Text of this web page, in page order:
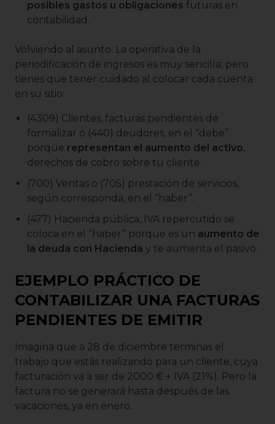
posibles gastos u obligaciones futuras en
contabilidad.
Volviendo al asunto. La operativa de la
periodificación de ingresos es muy sencilla, pero
tienes que tener cuidado al colocar cada cuenta
en su sitio:
(4309) Clientes, facturas pendientes de
formalizar o (440) deudores, en el “debe”
porque representan el aumento del activo,
derechos de cobro sobre tu cliente.
(700) Ventas o (705) prestación de servicios,
según corresponda, en el “haber”.
(477) Hacienda pública, IVA repercutido se
coloca en el “haber” porque es un aumento de
la deuda con Hacienda y te aumenta el pasivo.
EJEMPLO PRÁCTICO DE
CONTABILIZAR UNA FACTURAS
PENDIENTES DE EMITIR
Imagina que a 28 de diciembre terminas el
trabajo que estás realizando para un cliente, cuya
facturación va a ser de 2000 € + IVA (21%). Pero la
factura no se generará hasta después de las
vacaciones, ya en enero.